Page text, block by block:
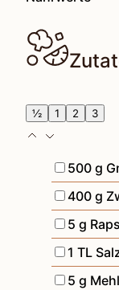
½ 1 2 3
▢
500 g
▢
400 g
▢
5 g
▢
1 TL
▢
5 g Mehl